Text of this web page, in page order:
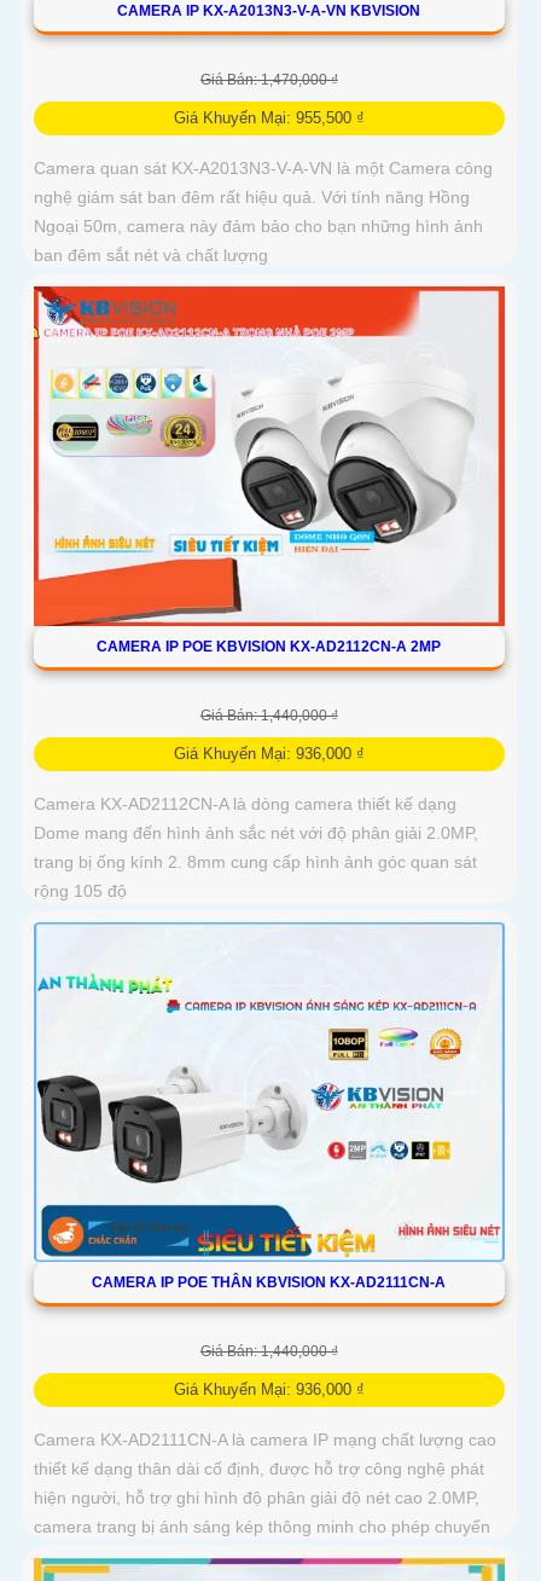
CAMERA IP KX-A2013N3-V-A-VN KBVISION
Giá Bán: 1,470,000 ₫
Giá Khuyến Mại: 955,500 ₫
Camera quan sát KX-A2013N3-V-A-VN là một Camera công
nghệ giám sát ban đêm rất hiệu quả. Với tính năng Hồng
Ngoại 50m, camera này đảm bảo cho bạn những hình ảnh
ban đêm sắt nét và chất lượng
CAMERA IP POE KBVISION KX-AD2112CN-A 2MP
Giá Bán: 1,440,000 ₫
Giá Khuyến Mại: 936,000 ₫
Camera KX-AD2112CN-A là dòng camera thiết kế dạng
Dome mang đến hình ảnh sắc nét với độ phân giải 2.0MP,
trang bị ống kính 2. 8mm cung cấp hình ảnh góc quan sát
rộng 105 độ
CAMERA IP POE THÂN KBVISION KX-AD2111CN-A
Giá Bán: 1,440,000 ₫
Giá Khuyến Mại: 936,000 ₫
Camera KX-AD2111CN-A là camera IP mạng chất lượng cao
thiết kế dạng thân dài cố định, được hỗ trợ công nghệ phát
hiện người, hỗ trợ ghi hình độ phân giải độ nét cao 2.0MP,
camera trang bị ánh sáng kép thông minh cho phép chuyển
đổi linh hoạt giữa chế độ hồng ngoại và led trợ sáng ban